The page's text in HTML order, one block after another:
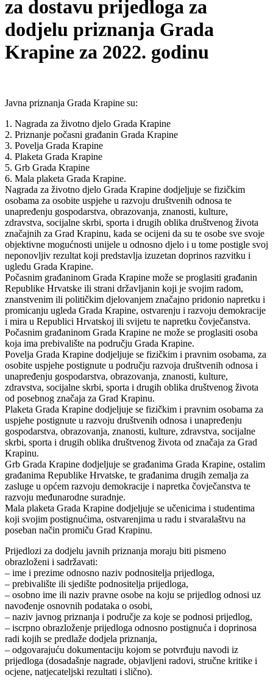
za dostavu prijedloga za
dodjelu priznanja Grada
Krapine za 2022. godinu
Javna priznanja Grada Krapine su:
1. Nagrada za životno djelo Grada Krapine
2. Priznanje počasni građanin Grada Krapine
3. Povelja Grada Krapine
4. Plaketa Grada Krapine
5. Grb Grada Krapine
6. Mala plaketa Grada Krapine.
Nagrada za životno djelo Grada Krapine dodjeljuje se fizičkim
osobama za osobite uspjehe u razvoju društvenih odnosa te
unapređenju gospodarstva, obrazovanja, znanosti, kulture,
zdravstva, socijalne skrbi, sporta i drugih oblika društvenog života
značajnih za Grad Krapinu, kada se ocijeni da su te osobe sve svoje
objektivne mogućnosti unijele u odnosno djelo i u tome postigle svoj
neponovljiv rezultat koji predstavlja izuzetan doprinos razvitku i
ugledu Grada Krapine.
Počasnim građaninom Grada Krapine može se proglasiti građanin
Republike Hrvatske ili strani državljanin koji je svojim radom,
znanstvenim ili političkim djelovanjem značajno pridonio napretku i
promicanju ugleda Grada Krapine, ostvarenju i razvoju demokracije
i mira u Republici Hrvatskoj ili svijetu te napretku čovječanstva.
Počasnim građaninom Grada Krapine ne može se proglasiti osoba
koja ima prebivalište na području Grada Krapine.
Povelja Grada Krapine dodjeljuje se fizičkim i pravnim osobama, za
osobite uspjehe postignute u području razvoja društvenih odnosa i
unapređenju gospodarstva, obrazovanja, znanosti, kulture,
zdravstva, socijalne skrbi, sporta i drugih oblika društvenog života
od posebnog značaja za Grad Krapinu.
Plaketa Grada Krapine dodjeljuje se fizičkim i pravnim osobama za
uspjehe postignute u razvoju društvenih odnosa i unapređenju
gospodarstva, obrazovanja, znanosti, kulture, zdravstva, socijalne
skrbi, sporta i drugih oblika društvenog života od značaja za Grad
Krapinu.
Grb Grada Krapine dodjeljuje se građanima Grada Krapine, ostalim
građanima Republike Hrvatske, te građanima drugih zemalja za
zasluge u općem razvoju demokracije i napretka čovječanstva te
razvoju međunarodne suradnje.
Mala plaketa Grada Krapine dodjeljuje se učenicima i studentima
koji svojim postignućima, ostvarenjima u radu i stvaralaštvu na
poseban način promiču Grad Krapinu.
Prijedlozi za dodjelu javnih priznanja moraju biti pismeno
obrazloženi i sadržavati:
– ime i prezime odnosno naziv podnositelja prijedloga,
– prebivalište ili sjedište podnositelja prijedloga,
– osobno ime ili naziv pravne osobe na koju se prijedlog odnosi uz
navođenje osnovnih podataka o osobi,
– naziv javnog priznanja i područje za koje se podnosi prijedlog,
– iscrpno obrazloženje prijedloga odnosno postignuća i doprinosa
radi kojih se predlaže dodjela priznanja,
– odgovarajuću dokumentaciju kojom se potvrđuju navodi iz
prijedloga (dosadašnje nagrade, objavljeni radovi, stručne kritike i
ocjene, natjecateljski rezultati i slično).